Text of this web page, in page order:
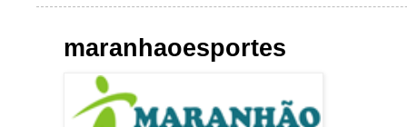
maranhaoesportes